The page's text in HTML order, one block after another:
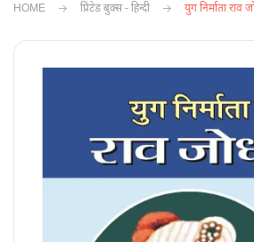
HOME प्रिंटेड बुक्स - हिन्दी युग निर्माता राव